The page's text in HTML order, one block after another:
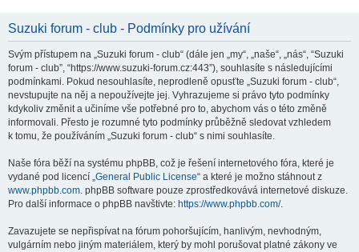
Suzuki forum - club - Podmínky pro užívání
Svým přístupem na „Suzuki forum - club“ (dále jen „my“, „naše“, „nás“, “Suzuki
forum - club”, “https://www.suzuki-forum.cz:443”), souhlasíte s následujícími
podmínkami. Pokud nesouhlasíte, neprodleně opusťte „Suzuki forum - club“,
nevstupujte na něj a nepoužívejte jej. Vyhrazujeme si právo tyto podmínky
kdykoliv změnit a učiníme vše potřebné pro to, abychom vás o této změně
informovali. Přesto je rozumné tyto podmínky průběžně sledovat vzhledem
k tomu, že používáním „Suzuki forum - club“ s nimi souhlasíte.
Naše fóra běží na systému phpBB, což je řešení internetového fóra, které je
vydané pod licencí „General Public License“ a které je možno stáhnout z
www.phpbb.com. phpBB software pouze zprostředkovává internetové diskuze.
Pro další informace o phpBB navštivte: https://www.phpbb.com/.
Zavazujete se nepřispívat na fórum pohoršujícím, hanlivým, nevhodným,
vulgárním nebo jiným materiálem, který by mohl porušovat platné zákony ve